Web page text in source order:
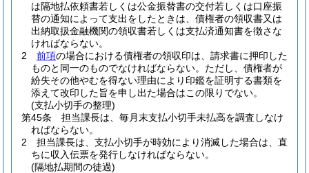
は隔地払依頼書若しくは公金振替書の交付若しくは口座振
替の通知によって支出をしたときは、債権者の領収書又は
出納取扱金融機関の領収書若しくは支払済通知書を徴さな
ければならない。
2
前項の場合における債権者の領収印は、請求書に押印した
ものと同一のものでなければならない。 ただし、債権者が
紛失その他やむを得ない理由により印鑑を証明する書類を
添えて改印した旨を申し出た場合はこの限りでない。
(支払小切手の整理)
第45条
担当課長は、毎月末支払小切手未払高を調査しなけ
ればならない。
2
担当課長は、支払小切手が時効により消滅した場合は、直
ちに収入伝票を発行しなければならない。
(隔地払期間の徒過)